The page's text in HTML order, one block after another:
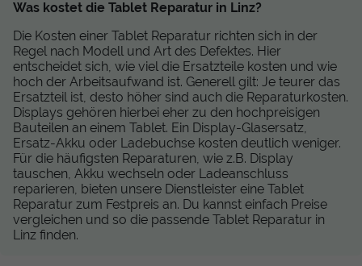
Was kostet die Tablet Reparatur in Linz?
Die Kosten einer Tablet Reparatur richten sich in der
Regel nach Modell und Art des Defektes. Hier
entscheidet sich, wie viel die Ersatzteile kosten und wie
hoch der Arbeitsaufwand ist. Generell gilt: Je teurer das
Ersatzteil ist, desto höher sind auch die Reparaturkosten.
Displays gehören hierbei eher zu den hochpreisigen
Bauteilen an einem Tablet. Ein Display-Glasersatz,
Ersatz-Akku oder Ladebuchse kosten deutlich weniger.
Für die häufigsten Reparaturen, wie z.B. Display
tauschen, Akku wechseln oder Ladeanschluss
reparieren, bieten unsere Dienstleister eine Tablet
Reparatur zum Festpreis an. Du kannst einfach Preise
vergleichen und so die passende Tablet Reparatur in
Linz finden.